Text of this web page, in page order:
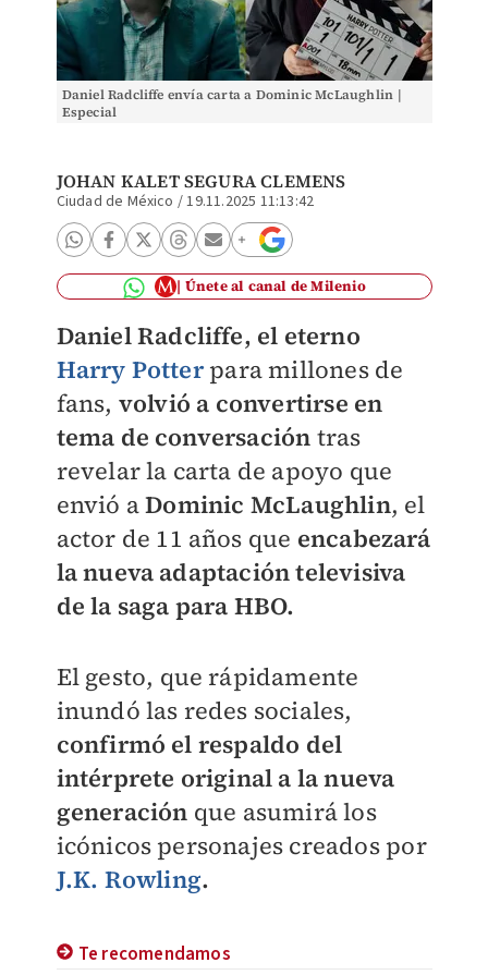
Daniel Radcliffe envía carta a Dominic McLaughlin |
Especial
JOHAN KALET SEGURA CLEMENS
Ciudad de México /19.11.2025 11:13:42
Únete al canal de Milenio
Daniel Radcliffe, el eterno
Harry Potterpara millones de
fans, volvió a convertirse en
tema de conversación tras
revelar la carta de apoyo que
envió aDominic McLaughlin, el
actor de 11 años que encabezará
la nueva adaptación televisiva
de la saga para HBO.
El gesto, que rápidamente
inundó las redes sociales,
confirmó el respaldo del
intérprete original a la nueva
generación que asumirá los
icónicos personajes creados por
J.K. Rowling.
Te recomendamos